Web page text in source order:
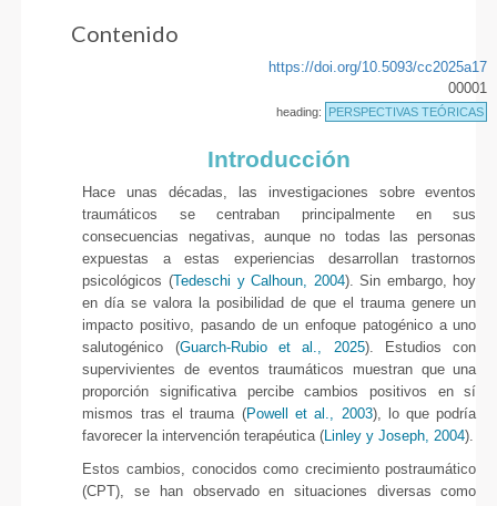
Contenido
https://doi.org/10.5093/cc2025a17
00001
heading: PERSPECTIVAS TEÓRICAS
Introducción
Hace unas décadas, las investigaciones sobre eventos
traumáticos se centraban principalmente en sus
consecuencias negativas, aunque no todas las personas
expuestas a estas experiencias desarrollan trastornos
psicológicos (Tedeschi y Calhoun, 2004). Sin embargo, hoy
en día se valora la posibilidad de que el trauma genere un
impacto positivo, pasando de un enfoque patogénico a uno
salutogénico (Guarch-Rubio et al., 2025). Estudios con
supervivientes de eventos traumáticos muestran que una
proporción significativa percibe cambios positivos en sí
mismos tras el trauma (Powell et al., 2003), lo que podría
favorecer la intervención terapéutica (Linley y Joseph, 2004).
Estos cambios, conocidos como crecimiento postraumático
(CPT), se han observado en situaciones diversas como